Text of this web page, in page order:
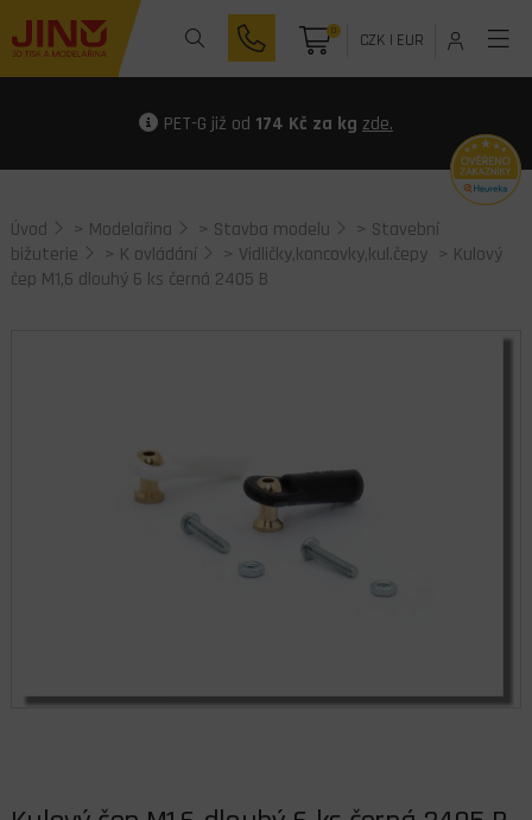
0 CZK| EUR
PET-G již od 174 Kč za kg zde.
Úvod > Modelařina > Stavba modelu > Stavební
bižuterie
> K ovládání > Vidličky,koncovky,kul.čepy > Kulový
čep M1,6 dlouhý 6 ks černá 2405 B